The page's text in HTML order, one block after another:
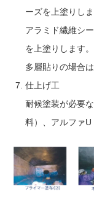
ーズを上塗りしま
アラミド繊維シ
を上塗りします。
多層貼りの場合
仕上げ工
耐候塗装が必要
料）、アルファU